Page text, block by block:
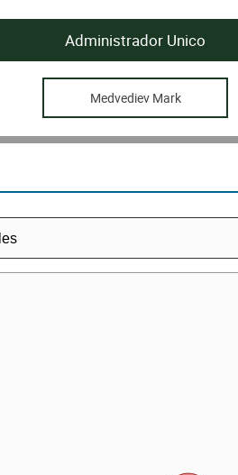
Administrador Unico
Medvediev Mark